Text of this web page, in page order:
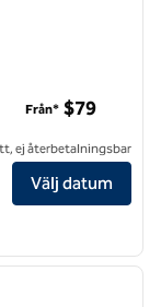
Airport West
Från* $79
ej återbetalningsbar
Välj datum
nästa